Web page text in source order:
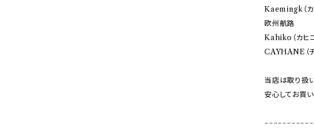
Kaemingk（カ
欧州航路
Kahiko（カヒコ
CAYHANE（チ
当店は取り扱い
安心してお買